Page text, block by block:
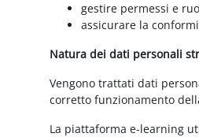
gestire permessi e
assicurare la
Natura dei dati personali
Vengono trattati dati
corretto funzionamento
La piattaforma e-learning